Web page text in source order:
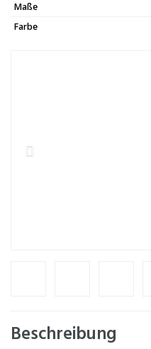
Maße
Farbe
Beschreibung